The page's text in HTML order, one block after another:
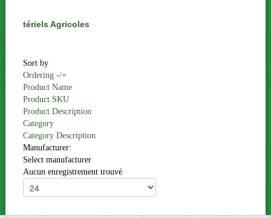
Matériels Agricoles
Sort by
Ordering -/+
Product Name
Product SKU
Product Description
Category
Category Description
Manufacturer:
Select manufacturer
Aucun enregistrement trouvé